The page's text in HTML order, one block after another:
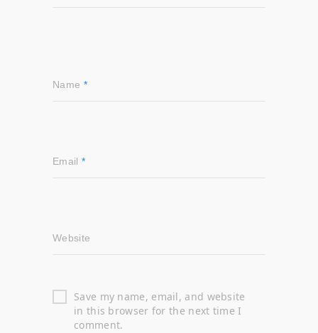
Name *
Email *
Website
Save my name, email, and website
in this browser for the next time I
comment.